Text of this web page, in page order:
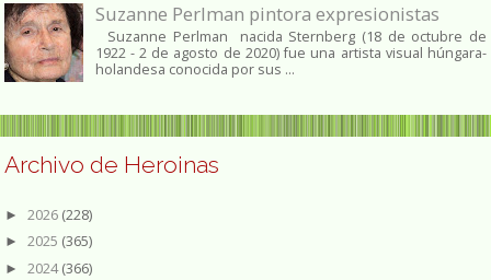
Suzanne Perlman pintora expresionistas
Suzanne Perlman nacida Sternberg (18 de octubre de
1922 - 2 de agosto de 2020) fue una artista visual húngara-
holandesa conocida por sus ...
Archivo de Heroinas
► 2026 (228)
► 2025 (365)
► 2024(366)